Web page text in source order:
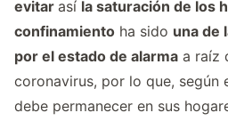
evitar así la saturación de los
confinamiento ha sido una de
por el estado de alarma a raíz
coronavirus, por lo que, según
debe permanecer en sus